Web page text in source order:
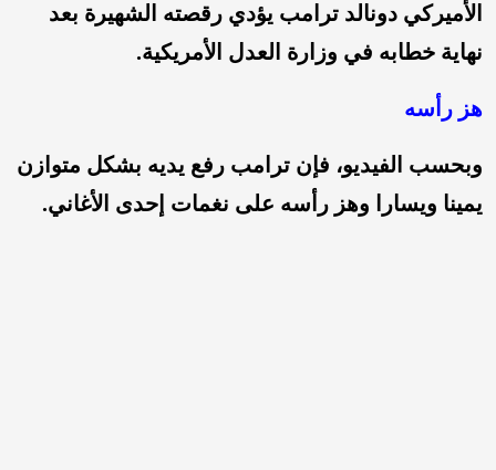
الأميركي دونالد ترامب يؤدي رقصته الشهيرة بعد
نهاية خطابه في وزارة العدل الأمريكية.
هز رأسه
وبحسب الفيديو، فإن ترامب رفع يديه بشكل متوازن
يمينا ويسارا وهز رأسه على نغمات إحدى الأغاني.